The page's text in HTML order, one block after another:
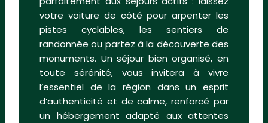
votre voiture de côté pour arpenter les
pistes cyclables, les sentiers de
randonnée ou partez à la découverte des
monuments. Un séjour bien organisé, en
toute sérénité, vous invitera à vivre
l’essentiel de la région dans un esprit
d’authenticité et de calme, renforcé par
un hébergement adapté aux attentes